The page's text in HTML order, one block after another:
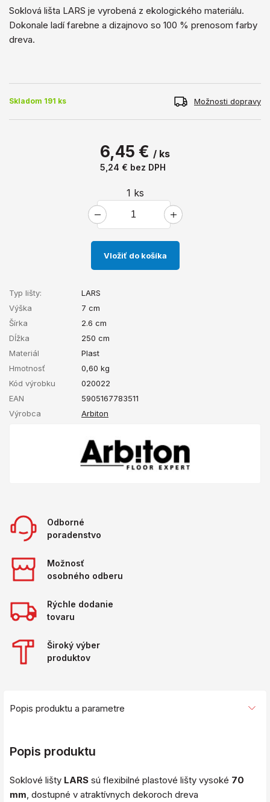
Soklová lišta LARS je vyrobená z ekologického materiálu.
Dokonale ladí farebne a dizajnovo so 100 % prenosom farby
dreva.
Skladom 191 ks Možnosti dopravy
6,45 € / ks
5,24 € bez DPH
1 ks
Vložiť do košíka
Typ lišty:
LARS
Výška
7 cm
Šírka
2.6 cm
Dĺžka
250 cm
Materiál
Plast
Hmotnosť
0,60 kg
Kód výrobku
020022
EAN
5905167783511
Výrobca
Arbiton
Odborné
poradenstvo
Možnosť
osobného odberu
Rýchle dodanie
tovaru
Široký výber
produktov
Popis produktu a parametre
Popis produktu
Soklové lišty LARS sú flexibilné plastové lišty vysoké 70
mm, dostupné v atraktívnych dekoroch dreva